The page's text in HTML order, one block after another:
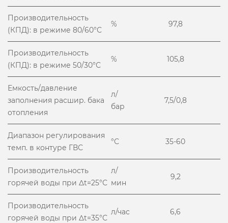
Производительность
(КПД): в режиме 80/60°С
% 97,8
Производительность
(КПД): в режиме 50/30°С
% 105,8
Емкость/давление
заполнения расшир. бака
отопления
л/
бар
7,5/0,8
Диапазон регулирования
темп. в контуре ГВС
°С 35-60
Производительность
горячей воды при Δt=25°С
л/
мин
9,2
Производительность
горячей воды при Δt=35°С
л/час 6,6